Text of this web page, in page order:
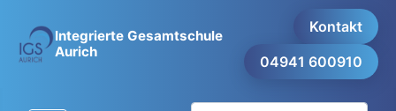
Integrierte Gesamtschule
Aurich
Kontakt
04941 600910